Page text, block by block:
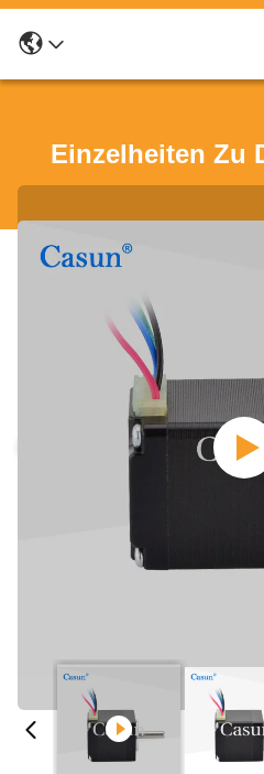
Einzelheiten Zu